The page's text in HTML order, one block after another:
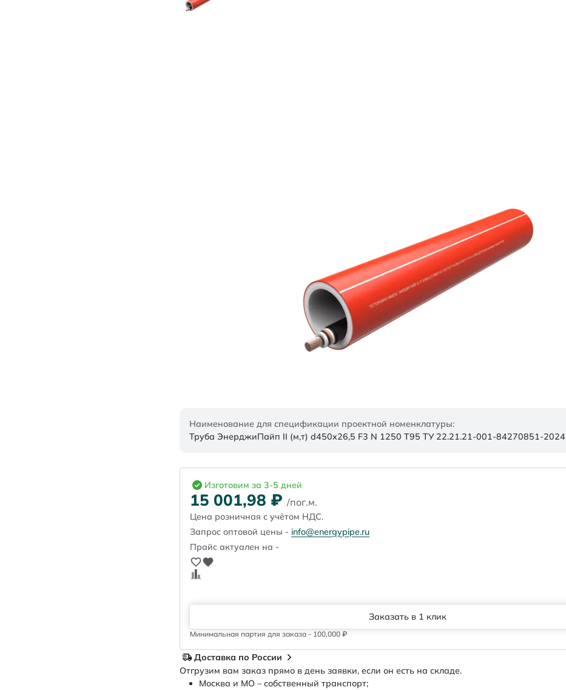
Наименование для спецификации проектной номенклатуры:
Труба ЭнерджиПайп II (м,т) d450x26,5 F3 N 1250 Т95 ТУ 22.21.21-001-84270851-2024
Изготовим за 3-5 дней
15 001,98 ₽ /пог.м.
Цена розничная с учётом НДС.
Запрос оптовой цены - info@energypipe.ru
Прайс актуален на -
Заказать в 1 клик
Минимальная партия для заказа - 100,000 ₽
Доставка по России
Отгрузим вам заказ прямо в день заявки, если он есть на складе.
Москва и МО – собственный транспорт;